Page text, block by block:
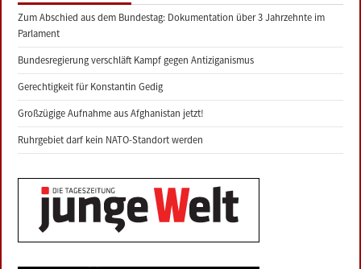
Zum Abschied aus dem Bundestag: Dokumentation über 3 Jahrzehnte im
Parlament
Bundesregierung verschläft Kampf gegen Antiziganismus
Gerechtigkeit für Konstantin Gedig
Großzügige Aufnahme aus Afghanistan jetzt!
Ruhrgebiet darf kein NATO-Standort werden